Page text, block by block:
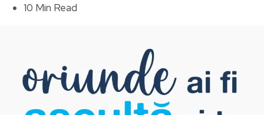
10 Min Read